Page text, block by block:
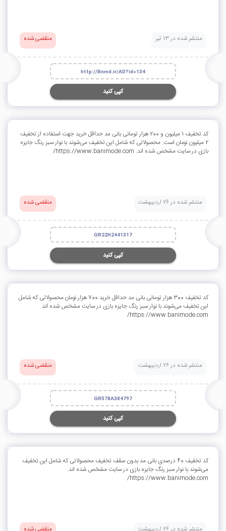
منتشر شده در 13 تیر منقضی شده
http://Bnmd.ir/AD?id=134
کپی کنید
کد تخفیف 1 میلیون و 200 هزار تومانی بانی مد حداقل خرید جهت استفاده از تخفیف
2 میلیون تومان است. محصولاتی که شامل این تخفیف می‌شوند با نوار سبز رنگ جایزه
بازی در سایت مشخص شده اند. https://www.banimode.com/
منتشر شده در 26 اردیبهشت منقضی شده
GR22H2441317
کپی کنید
کد تخفیف 300 هزار تومانی بانی مد حداقل خرید 700 هزار تومان محصولاتی که شامل
این تخفیف می‌شوند با نوار سبز رنگ جایزه بازی در سایت مشخص شده اند.
https://www.banimode.com/
منتشر شده در 26 اردیبهشت منقضی شده
GR578A384797
کپی کنید
کد تخفیف 40 درصدی بانی مد بدون سقف تخفیف محصولاتی که شامل این تخفیف
می‌شوند با نوار سبز رنگ جایزه بازی در سایت مشخص شده اند.
https://www.banimode.com/